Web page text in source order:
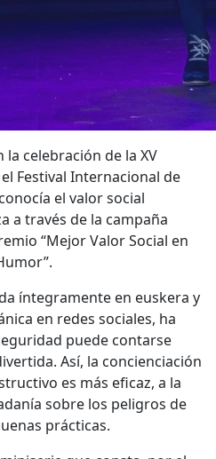
la celebración de la XV
Festival Internacional de
el valor social
a través de la campaña
“Mejor Valor Social en
íntegramente en euskera y
en redes sociales, ha
puede contarse
Así, la concienciación
es más eficaz, a la
sobre los peligros de
prácticas.